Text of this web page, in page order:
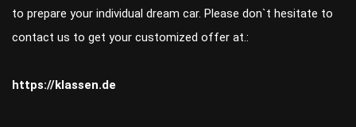
to prepare your individual dream car. Please don`t hesitate to
contact us to get your customized offer at.:
https://klassen.de